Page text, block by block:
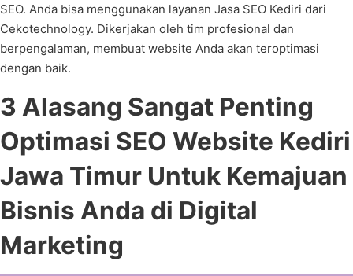
SEO. Anda bisa menggunakan layanan Jasa SEO Kediri dari
Cekotechnology. Dikerjakan oleh tim profesional dan
berpengalaman, membuat website Anda akan teroptimasi
dengan baik.
3 Alasang Sangat Penting
Optimasi SEO Website Kediri
Jawa Timur Untuk Kemajuan
Bisnis Anda di Digital
Marketing